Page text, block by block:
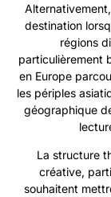
destination
régions
particulièrement
en Europe
les périples
géographique
La structure
créative,
souhaitent